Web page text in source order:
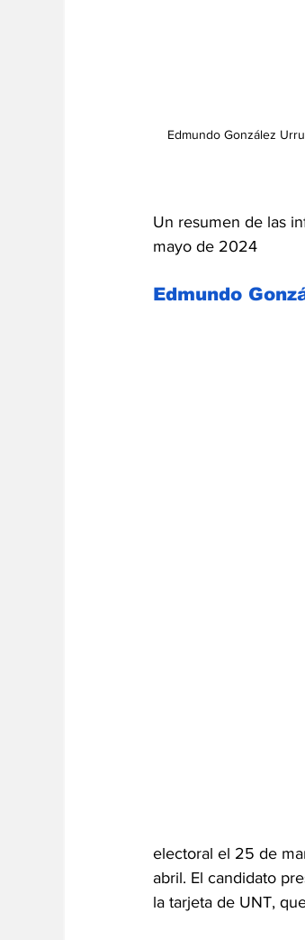
Edmundo González
Un resumen de las
mayo de 2024
Edmundo
electoral el 25 de
abril. El candidato
la tarjeta de UNT,